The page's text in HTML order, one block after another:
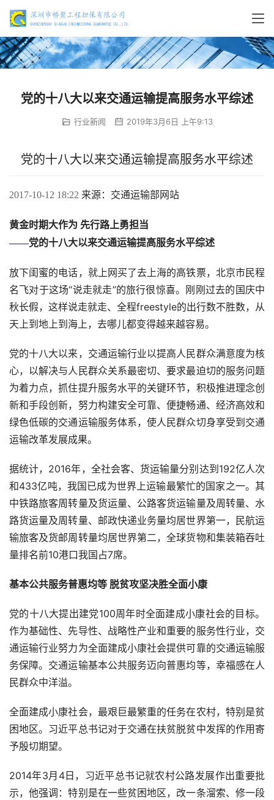
党的十八大以来交通运输提高服务水平综述
行业新闻 2019年3月6日 上午9:13
党的十八大以来交通运输提高服务水平综述
2017-10-12 18:22 来源：交通运输部网站
黄金时期大作为 先行路上勇担当
——党的十八大以来交通运输提高服务水平综述
放下闺蜜的电话，就上网买了去上海的高铁票，北京市民程
名飞对于这场“说走就走”的旅行很惊喜。刚刚过去的国庆中
秋长假，这样说走就走、全程freestyle的出行数不胜数，从
天上到地上到海上，去哪儿都变得越来越容易。
党的十八大以来，交通运输行业以提高人民群众满意度为核
心，以解决与人民群众关系最密切、要求最迫切的服务问题
为着力点，抓住提升服务水平的关键环节，积极推进理念创
新和手段创新，努力构建安全可靠、便捷畅通、经济高效和
绿色低碳的交通运输服务体系，使人民群众切身享受到交通
运输改革发展成果。
据统计， 2016年，全社会客、货运输量分别达到192亿人次
和433亿吨，我国已成为世界上运输最繁忙的国家之一。其
中铁路旅客周转量及货运量、公路客货运输量及周转量、水
路货运量及周转量、邮政快递业务量均居世界第一，民航运
输旅客及货邮周转量均居世界第二，全球货物和集装箱吞吐
量排名前10港口我国占7席。
基本公共服务普惠均等 脱贫攻坚决胜全面小康
党的十八大提出建党100周年时全面建成小康社会的目标。
作为基础性、先导性、战略性产业和重要的服务性行业，交
通运输行业努力为全面建成小康社会提供可靠的交通运输服
务保障。交通运输基本公共服务迈向普惠均等，幸福感在人
民群众中洋溢。
全面建成小康社会，最艰巨最繁重的任务在农村，特别是贫
困地区。习近平总书记对于交通在扶贫脱贫中发挥的作用寄
予殷切期望。
2014年3月 4日，习近平总书记就农村公路发展作出重要批
示，他强调：特别是在一些贫困地区，改一条溜索、修一段